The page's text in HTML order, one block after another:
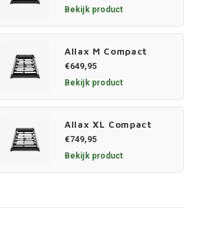
Bekijk product
Allax M Compact
€649,95
Bekijk product
Allax XL Compact
€749,95
Bekijk product